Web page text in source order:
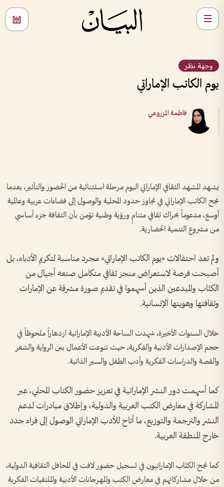
وجهة نظر
يوم الكاتب الإماراتي
فاطمة المزروعي
يشهد المشهد الثقافي الإماراتي اليوم مرحلة استثنائية من الحضور والتأثير، بعدما
نجح الكاتب الإماراتي في تجاوز حدود المحلية والوصول إلى فضاءات عربية وعالمية
أوسع، مدعوماً بحراك ثقافي متنامٍ ورؤية وطنية تؤمن بأن الثقافة جزء أساسي
من مشروع التنمية الحضارية.
ولم تعد احتفالات «يوم الكاتب الإماراتي» مجرد مناسبة لتكريم الأدباء، بل
أصبحت فرصة لاستعراض منجز ثقافي متكامل صنعه أجيال من
الكتّاب والمبدعين الذين أسهموا في تقديم صورة مشرقة عن الإمارات
وثقافتها وهويتها الإنسانية.
خلال السنوات الأخيرة، شهدت الساحة الأدبية الإماراتية ازدهاراً ملحوظاً في
حجم الإصدارات الأدبية والفكرية، حيث تنوعت الأعمال بين الرواية والشعر
والقصة والدراسات الفكرية وأدب الطفل والسير الذاتية.
كما أسهمت دور النشر الإماراتية في تعزيز حضور الكتاب المحلي، عبر
المشاركة في معارض الكتب العربية والدولية، وإطلاق مبادرات لدعم
النشر والترجمة والتوزيع، ما أتاح للأدب الإماراتي الوصول إلى قراء جدد
خارج المنطقة العربية.
كما نجح الكتّاب الإماراتيون في تسجيل حضور لافت في المحافل الثقافية الدولية،
من خلال مشاركاتهم في معارض الكتب والمهرجانات الأدبية والملتقيات الفكرية